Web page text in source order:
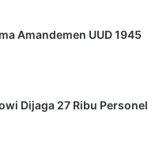
Amandemen UUD 1945
Dijaga 27 Ribu Personel